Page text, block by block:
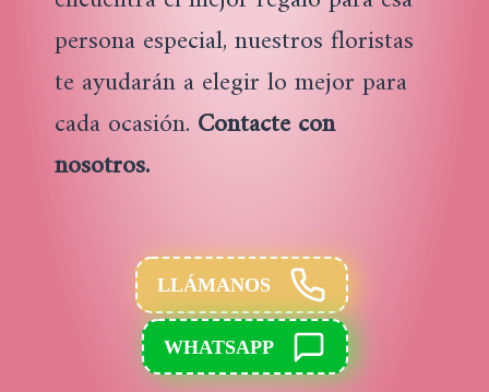
persona especial, nuestros floristas
te ayudarán a elegir lo mejor para
cada ocasión. Contacte con
nosotros.
LLÁMANOS
WHATSAPP